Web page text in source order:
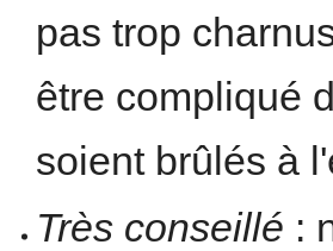
pas trop
être compliqué
soient brûlés à
Très conseillé :